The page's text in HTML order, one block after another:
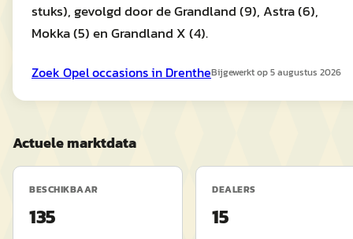
stuks), gevolgd door de Grandland (9), Astra (6),
Mokka (5) en Grandland X (4).
Zoek Opeloccasions in DrentheBijgewerkt op5 augustus 2026
Actuele marktdata
BESCHIKBAAR
135
DEALERS
15